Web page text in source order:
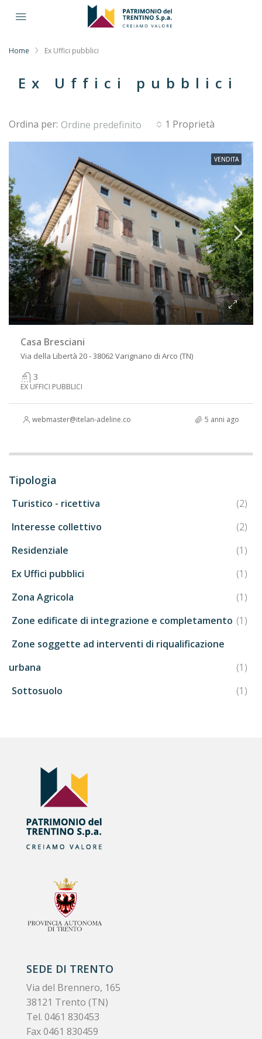
Home Ex Uffici pubblici
Ex Uffici pubblici
1 Proprietà
Ordina per: Ordine predefinito
VENDITA
Casa Bresciani
Via della Libertà 20 - 38062 Varignano di Arco (TN)
3
EX UFFICI PUBBLICI
webmaster@itelan-adeline.com 5 anni ago
Tipologia
Turistico - ricettiva
(2)
Interesse collettivo
(2)
Residenziale
(1)
Ex Uffici pubblici
(1)
Zona Agricola
(1)
Zone edificate di integrazione e completamento (1)
Zone soggette ad interventi di riqualificazione
urbana
(1)
Sottosuolo
(1)
SEDE DI TRENTO
Via del Brennero, 165
38121 Trento (TN)
Tel. 0461 830453
Fax 0461 830459